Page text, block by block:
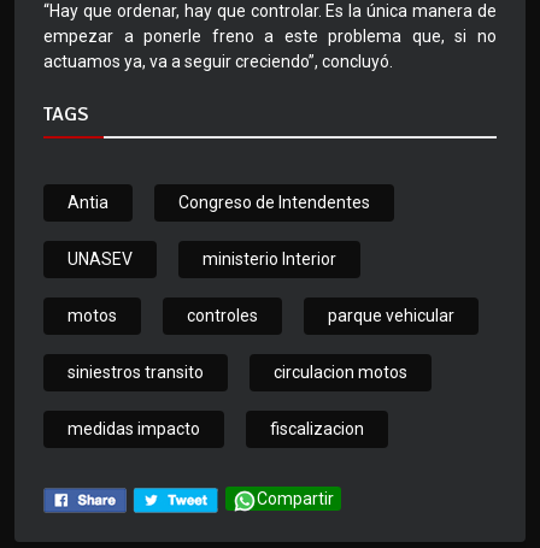
“Hay que ordenar, hay que controlar. Es la única manera de
empezar a ponerle freno a este problema que, si no
actuamos ya, va a seguir creciendo”, concluyó.
TAGS
Antia Congreso de Intendentes
UNASEV ministerio Interior
motos controles parque vehicular
siniestros transito circulacion motos
medidas impacto fiscalizacion
Compartir